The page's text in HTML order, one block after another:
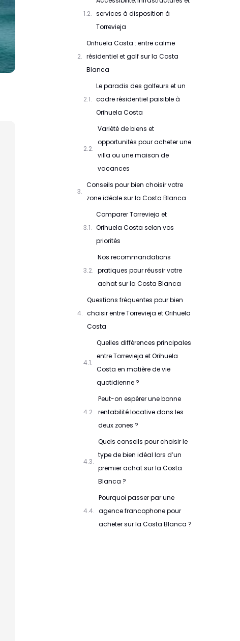
services à disposition à
Torrevieja
Orihuela Costa : entre calme
résidentiel et golf sur la Costa
Blanca
Le paradis des golfeurs et un
cadre résidentiel paisible à
Orihuela Costa
Variété de biens et
opportunités pour acheter une
villa ou une maison de
vacances
Conseils pour bien choisir votre
zone idéale sur la Costa Blanca
Comparer Torrevieja et
Orihuela Costa selon vos
priorités
Nos recommandations
pratiques pour réussir votre
achat sur la Costa Blanca
Questions fréquentes pour bien
choisir entre Torrevieja et Orihuela
Costa
Quelles différences principales
entre Torrevieja et Orihuela
Costa en matière de vie
quotidienne ?
Peut-on espérer une bonne
rentabilité locative dans les
deux zones ?
Quels conseils pour choisir le
type de bien idéal lors d’un
premier achat sur la Costa
Blanca ?
Pourquoi passer par une
agence francophone pour
acheter sur la Costa Blanca ?